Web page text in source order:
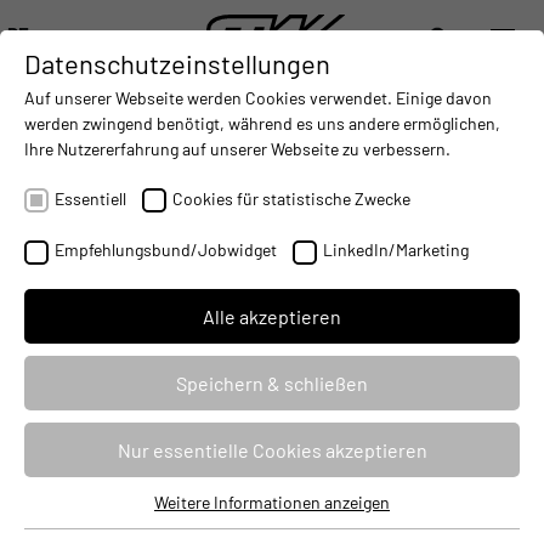
DE
DEUTSCH (DE)
ENGLISH (EN)
DIGITALISIERUNG - CONNECTING THE WORLD OF MOBILE MACHINES
AUTOMATISIERUNG - IMPROVING MOBILE MACHINES
INTEGRATION
High Performance Platform
STW entwickelt eine neue Produktfamilie: die High Performance
Platform für mobile Maschinen - kurz HPX. Der HPX läutet eine
neue Generation leistungsfähiger Fahrzeugsteuerelektronik für
mobile Maschinen ein – zur Realisierung hochautomatisierter oder
autonomer Anwendungen. Die Plattform vereint die Vorteile der
robusten STW-Produktfamilie ESX mit mehr Rechenperformance
und neuartiger Gerätearchitektur in einem Gerät.
Datenschutzeinstellungen
Auf unserer Webseite werden Cookies verwendet. Einige davon
werden zwingend benötigt, während es uns andere ermöglichen,
Ihre Nutzererfahrung auf unserer Webseite zu verbessern.
Essentiell Cookies für statistische Zwecke
Empfehlungsbund/Jobwidget LinkedIn/Marketing
Alle akzeptieren
Speichern & schließen
Nur essentielle Cookies akzeptieren
Weitere Informationen anzeigen